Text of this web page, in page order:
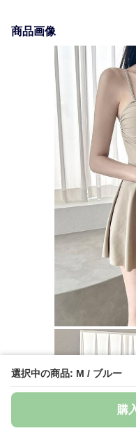
選択中の商品: M / ブルー
購
商品画像